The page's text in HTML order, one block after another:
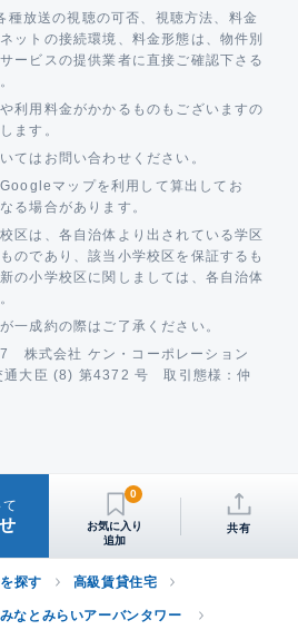
種放送の視聴の可否、視聴方法、料金
ットの接続環境、料金形態は、物件別
ービスの提供業者に直接ご確認下さる
利用料金がかかるものもございますの
ます。
てはお問い合わせください。
マップを利用して算出してお
る場合があります。
区は、各自治体より出されている学区
のであり、該当小学校区を保証するも
の小学校区に関しましては、各自治体
一成約の際はご了承ください。
株式会社 ケン・コーポレーション
通大臣 (8) 第4372 号 取引態様：仲
0
共有
探す 高級賃貸住宅
なとみらいアーバンタワー